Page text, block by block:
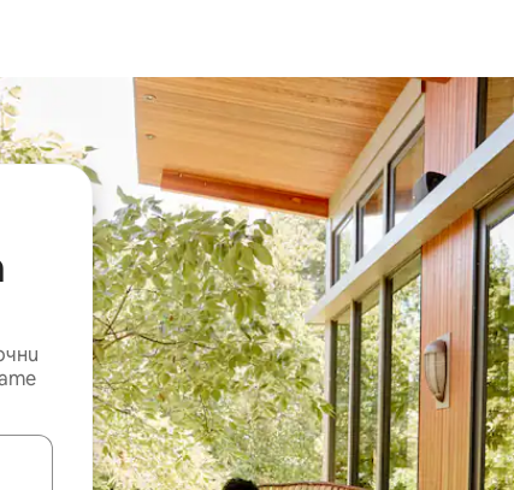
клавишите със стрелки нагоре и надолу или